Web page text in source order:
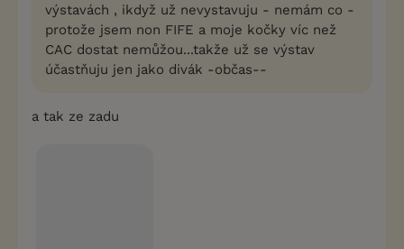
výstavách , ikdyž už nevystavuju - nemám co -
protože jsem non FIFE a moje kočky víc než
CAC dostat nemůžou...takže už se výstav
účastňuju jen jako divák -občas--
a tak ze zadu